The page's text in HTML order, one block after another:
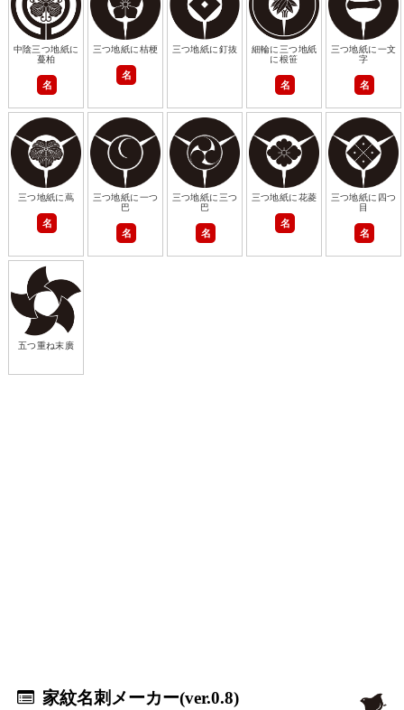
中陰三つ地紙に
蔓柏
名
三つ地紙に桔梗
名
三つ地紙に釘抜
細輪に三つ地紙
に根笹
名
三つ地紙に一文
字
名
三つ地紙に蔦
名
三つ地紙に一つ
巴
名
三つ地紙に三つ
巴
名
三つ地紙に花菱
名
三つ地紙に四つ
目
名
五つ重ね末廣
家紋名刺メーカー(ver.0.8)